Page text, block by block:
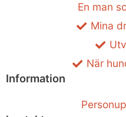
En man
Mina
När
Information